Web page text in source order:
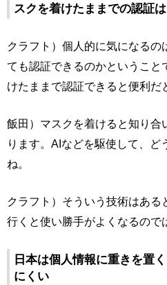
スクを着けたままでの認証は
クラフト）個人的に気になるの
ても認証できるのかということ
けたままで認証できると便利だ
飯田）マスクを着けると知り合
ります。AIなどを駆使して、ど
ね。
クラフト）そういう技術はある
行くと使い勝手がよくなるので
日本は個人情報に重きを置
にくい